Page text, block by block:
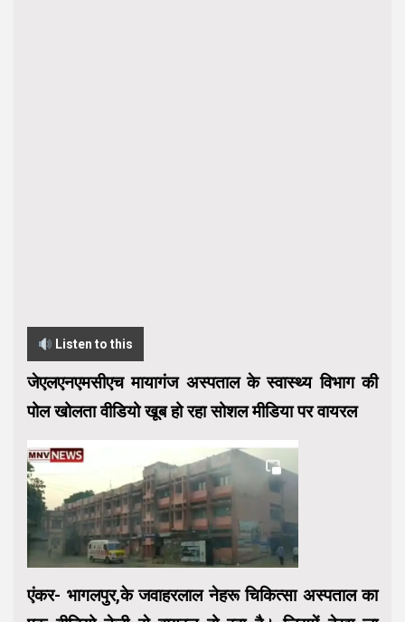
Listen to this
जेएलएनएमसीएच मायागंज अस्पताल के स्वास्थ्य विभाग की
पोल खोलता वीडियो खूब हो रहा सोशल मीडिया पर वायरल
एंकर- भागलपुर,के जवाहरलाल नेहरू चिकित्सा अस्पताल का